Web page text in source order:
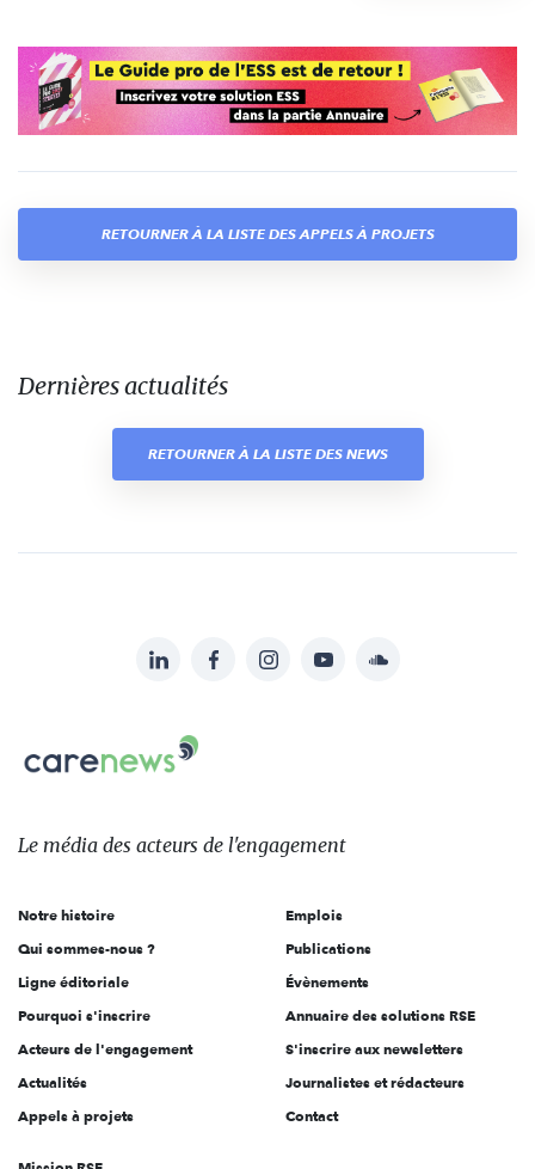
RETOURNER À LA LISTE DES APPELS À PROJETS
Dernières actualités
RETOURNER À LA LISTE DES NEWS
sur:
LinkedInFacebookInstagramYouTubeSoundcloud
Carenews,
Le
des
l'engagement
Le média des acteurs de l'engagement
Notre histoire
Qui sommes-nous ?
Ligne éditoriale
Pourquoi s'inscrire
Acteurs de l'engagement
Actualités
Appels à projets
Emplois
Publications
Évènements
Annuaire des solutions RSE
S'inscrire aux newsletters
Journalistes et rédacteurs
Contact